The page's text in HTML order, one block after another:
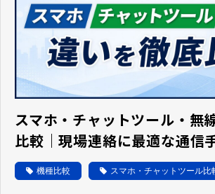
スマホ・チャットツール・無
比較｜現場連絡に最適な通信
機種比較 スマホ・チャットツール比